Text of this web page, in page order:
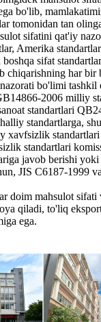
bo'lib,
tomonidan tan
sifatini qat'iy
Amerika
boshqa sifat
chiqarishning har bir
bo'limi tashkil
2006 milliy
standartlari
standartlarga,
xavfsizlik
standartlari
javob berishi yoki
JIS C6187-1999
doim mahsulot sifati
qiladi, to'liq
ega.